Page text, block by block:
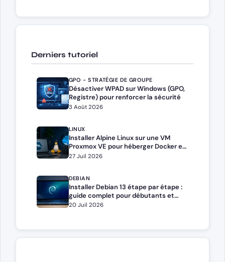
Derniers tutoriel
GPO - STRATÉGIE DE GROUPE
Désactiver WPAD sur Windows (GPO,
Registre) pour renforcer la sécurité
3 Août 2026
LINUX
Installer Alpine Linux sur une VM
Proxmox VE pour héberger Docker et
Docker Compose
27 Juil 2026
DEBIAN
Installer Debian 13 étape par étape :
guide complet pour débutants et
administrateurs
20 Juil 2026